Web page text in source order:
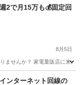
2で月15万も💰固定回
8月5日
ませんか？ 家電量販店に来
ンターネット回線の